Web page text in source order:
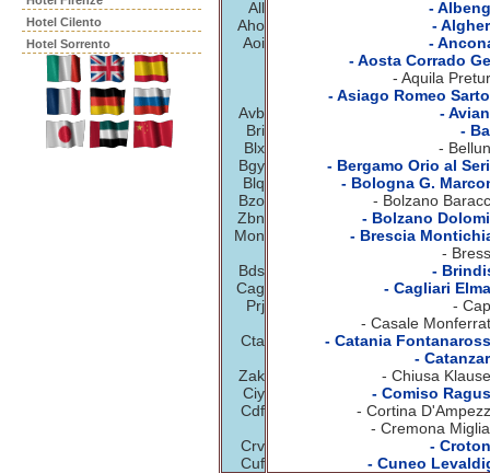
Hotel Cilento
Hotel Sorrento
All
Aho
Aoi
Avb
Bri
Blx
Bgy
Blq
Bzo
Zbn
Mon
Bds
Cag
Prj
Cta
Zak
Ciy
Cdf
Crv
Cuf
-
-
-
- Aosta Corrado
- Aquila
- Asiago Romeo
-
-
-
- Bergamo Orio al
- Bologna G.
- Bolzano
- Bolzano
- Brescia
-
-
- Cagliari
-
- Casale
- Catania
-
- Chiusa
- Comiso
- Cortina
- Cremona
-
- Cuneo